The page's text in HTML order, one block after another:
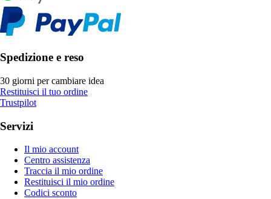
Spedizione e reso
30 giorni per cambiare idea
Restituisci il tuo ordine
Trustpilot
Servizi
Il mio account
Centro assistenza
Traccia il mio ordine
Restituisci il mio ordine
Codici sconto